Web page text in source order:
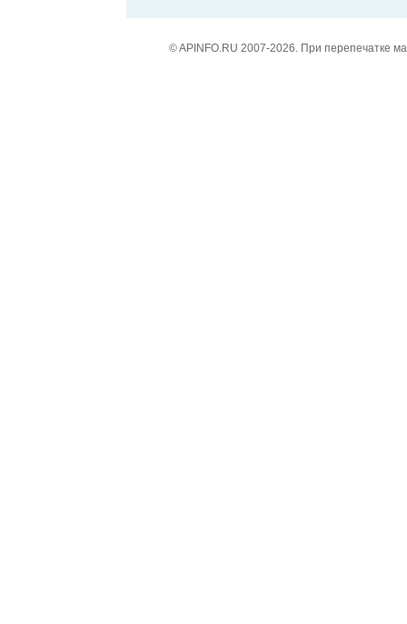
© APINFO.RU 2007-2026. При перепечатке